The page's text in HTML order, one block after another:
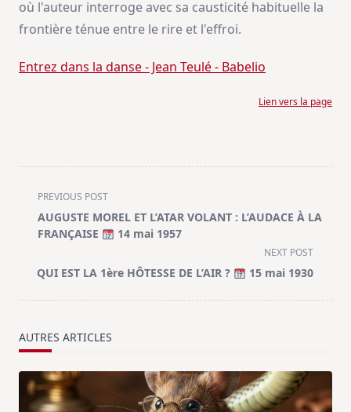
où l'auteur interroge avec sa causticité habituelle la
frontière ténue entre le rire et l'effroi.
Entrez dans la danse - Jean Teulé - Babelio
Lien vers la page
<span
class="nav-
subtitle
reader-
PREVIOUS POST
AUGUSTE MOREL ET L’ATAR VOLANT : L’AUDACE À LA
FRANÇAISE
14 mai 1957
NEXT POST
QUI EST LA 1ère HÔTESSE DE L’AIR ? 15 mai 1930
AUTRES ARTICLES